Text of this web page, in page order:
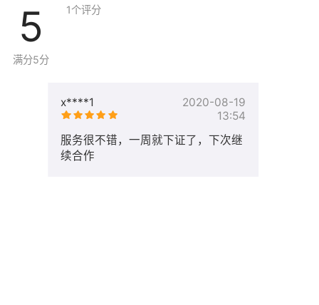
5
满分5分
1个评分
x****1
2020-08-19
13:54
服务很不错，一周就下证了，下次继
续合作